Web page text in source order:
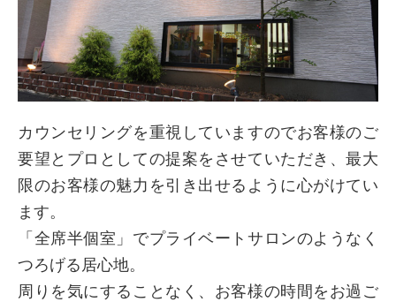
カウンセリングを重視していますのでお客様のご
要望とプロとしての提案をさせていただき、最大
限のお客様の魅力を引き出せるように心がけてい
ます。
「全席半個室」でプライベートサロンのようなく
つろげる居心地。
周りを気にすることなく、お客様の時間をお過ご